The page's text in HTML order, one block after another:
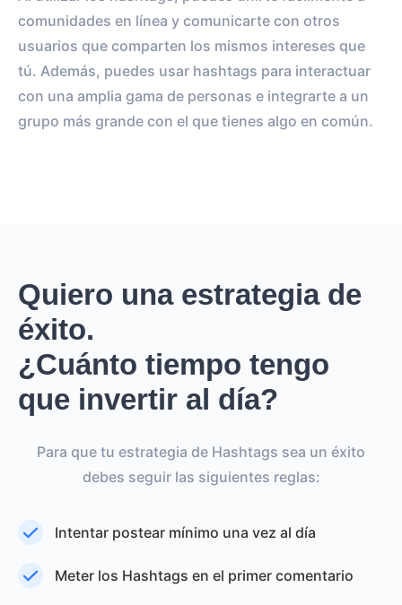
comunidades en línea y comunicarte con otros
usuarios que comparten los mismos intereses que
tú. Además, puedes usar hashtags para interactuar
con una amplia gama de personas e integrarte a un
grupo más grande con el que tienes algo en común.
Quiero una estrategia de
éxito.
¿Cuánto tiempo tengo
que invertir al día?
Para que tu estrategia de Hashtags sea un éxito
debes seguir las siguientes reglas:
Intentar postear mínimo una vez al día
Meter los Hashtags en el primer comentario